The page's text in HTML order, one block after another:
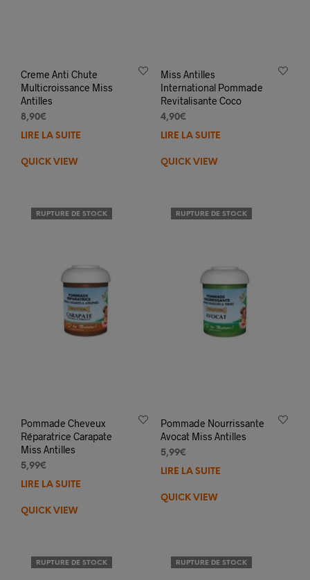
Creme Anti Chute
Multicroissance Miss
Antilles
8,90€
LIRE LA SUITE
QUICK VIEW
Miss Antilles
International Pommade
Revitalisante Coco
4,90€
LIRE LA SUITE
QUICK VIEW
RUPTURE DE STOCK
Pommade Cheveux
Réparatrice Carapate
Miss Antilles
5,99€
LIRE LA SUITE
QUICK VIEW
RUPTURE DE STOCK
Pommade Nourrissante
Avocat Miss Antilles
5,99€
LIRE LA SUITE
QUICK VIEW
RUPTURE DE STOCK RUPTURE DE STOCK